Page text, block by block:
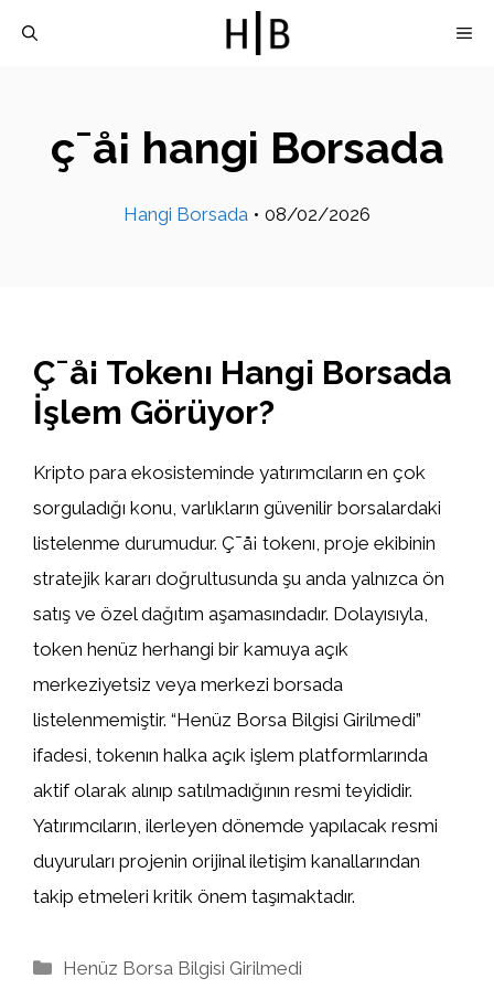
ç¯å¡ hangi Borsada
Hangi Borsada • 08/02/2026
Ç¯å¡ Tokenı Hangi Borsada
İşlem Görüyor?
Kripto para ekosisteminde yatırımcıların en çok
sorguladığı konu, varlıkların güvenilir borsalardaki
listelenme durumudur. Ç¯å¡ tokenı, proje ekibinin
stratejik kararı doğrultusunda şu anda yalnızca ön
satış ve özel dağıtım aşamasındadır. Dolayısıyla,
token henüz herhangi bir kamuya açık
merkeziyetsiz veya merkezi borsada
listelenmemiştir. “Henüz Borsa Bilgisi Girilmedi”
ifadesi, tokenın halka açık işlem platformlarında
aktif olarak alınıp satılmadığının resmi teyididir.
Yatırımcıların, ilerleyen dönemde yapılacak resmi
duyuruları projenin orijinal iletişim kanallarından
takip etmeleri kritik önem taşımaktadır.
Kategoriler
Henüz Borsa Bilgisi Girilmedi